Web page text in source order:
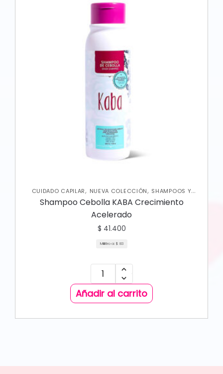
CUIDADO CAPILAR, NUEVA COLECCIÓN, SHAMPOOS Y
ACONDICIONADORES
Shampoo Cebolla KABA Crecimiento
Acelerado
$ 41.400
Mililitro a: $ 83
Añadir al carrito